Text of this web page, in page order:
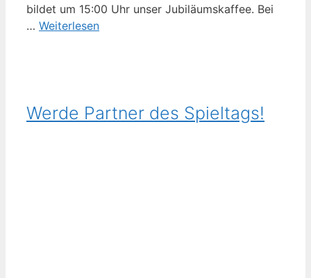
bildet um 15:00 Uhr unser Jubiläumskaffee. Bei
… Weiterlesen
Werde Partner des Spieltags!